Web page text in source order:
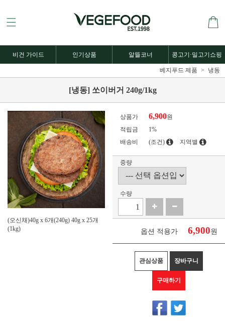
비건 가이드 인기상품 알뜰코너 콩고기·밀고기쇼핑
베지푸드 제품 냉동
[냉동] 쏘이버거 240g/1kg
(오신채)40g x 6개(240g) 40g x 25개
(1kg)
상품가 6,900원
적립금
1%
배송비
(조건) 지역별
중량
수량
옵션 적용가 6,900원
관심상품 장바구니
구매하기